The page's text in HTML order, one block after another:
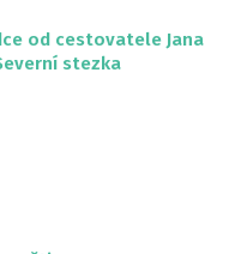
od cestovatele Jana
stezka